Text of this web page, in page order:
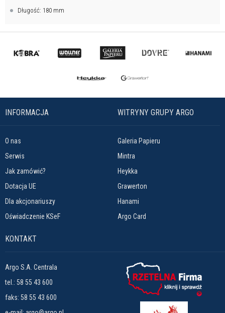
Długość: 180 mm
INFORMACJA
O nas
Serwis
Jak zamówić?
Dotacja UE
Dla akcjonariuszy
Oświadczenie KSeF
WITRYNY GRUPY ARGO
Galeria Papieru
Mintra
Heykka
Grawerton
Hanami
Argo Card
KONTAKT
Argo S.A. Centrala
tel.: 58 55 43 600
faks: 58 55 43 600